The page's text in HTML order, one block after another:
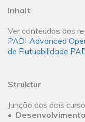
Inhalt
Ver conteúdos dos
PADI Advanced
de Flutuabilidade
Struktur
Junção dos dois
•